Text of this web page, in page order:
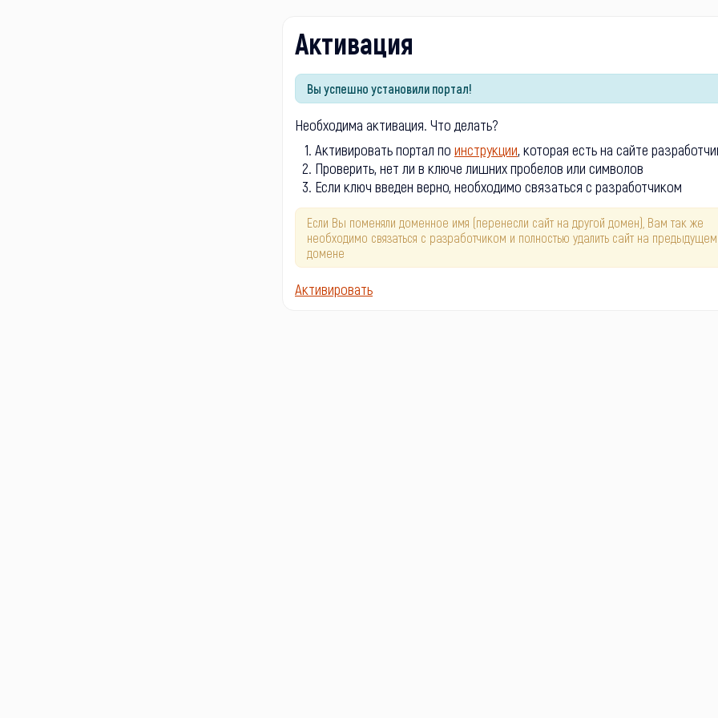
Активация
Вы успешно установили портал!
Необходима активация. Что делать?
Активировать портал по инструкции, которая есть на сайте
Проверить, нет ли в ключе лишних пробелов или символов
Если ключ введен верно, необходимо связаться с разработчиком
Если Вы поменяли доменное имя (перенесли сайт на другой домен), Вам так же
необходимо связаться с разработчиком и полностью удалить сайт на предыдущем
домене
Активировать